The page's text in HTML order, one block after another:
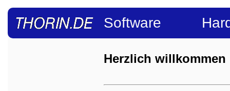
Software
Herzlich willkommen